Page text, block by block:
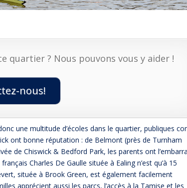
quartier ? Nous pouvons vous y aider !
nous!
une multitude d’écoles dans le quartier, publiques
ont bonne réputation : de Belmont (près de Turnham
de Chiswick & Bedford Park, les parents ont
Charles De Gaulle située à Ealing n’est qu’à 15
située à Brook Green, est également facilement
apprécient aussi les parcs, l’accès à la Tamise et les